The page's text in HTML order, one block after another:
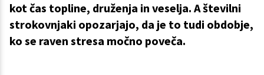
kot čas topline, druženja in veselja. A številni
strokovnjaki opozarjajo, da je to tudi obdobje,
ko se raven stresa močno poveča.